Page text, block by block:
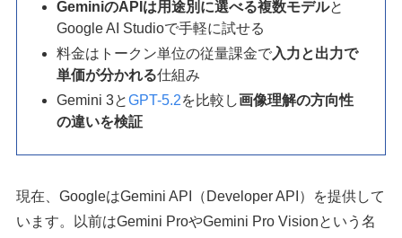
GeminiのAPIは用途別に選べる複数モデルと
Google AI Studioで手軽に試せる
料金はトークン単位の従量課金で入力と出力で
単価が分かれる仕組み
Gemini 3とGPT-5.2を比較し画像理解の方向性
の違いを検証
現在、GoogleはGemini API（Developer API）を提供して
います。以前はGemini ProやGemini Pro Visionという名